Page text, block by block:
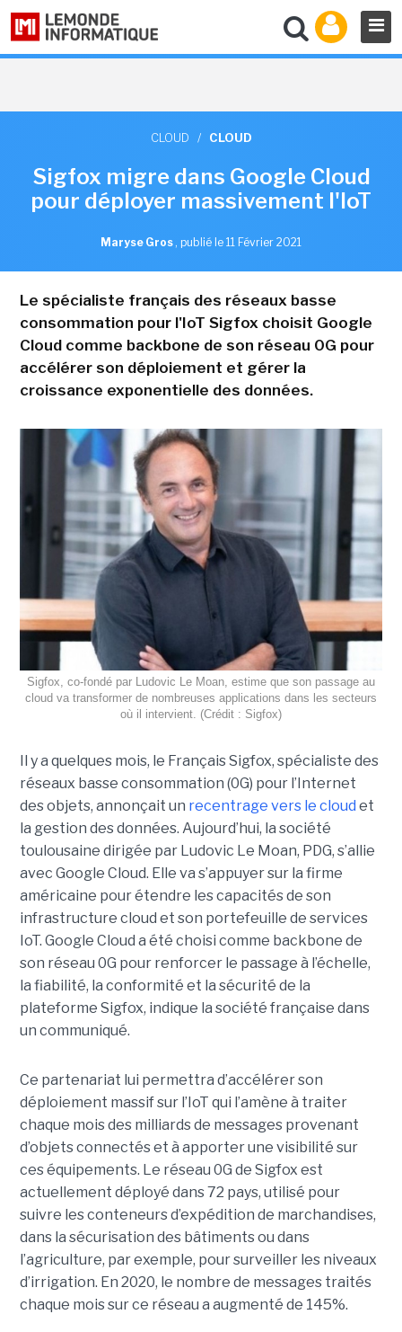
CLOUD / CLOUD
Sigfox migre dans Google Cloud
pour déployer massivement l'IoT
Maryse Gros , publié le 11 Février 2021
Le spécialiste français des réseaux basse
consommation pour l'IoT Sigfox choisit Google
Cloud comme backbone de son réseau 0G pour
accélérer son déploiement et gérer la
croissance exponentielle des données.
Sigfox, co-fondé par Ludovic Le Moan, estime que son passage au
cloud va transformer de nombreuses applications dans les secteurs
où il intervient. (Crédit : Sigfox)
Il y a quelques mois, le Français Sigfox, spécialiste des
réseaux basse consommation (0G) pour l’Internet
des objets, annonçait un recentrage vers le cloud et
la gestion des données. Aujourd’hui, la société
toulousaine dirigée par Ludovic Le Moan, PDG, s’allie
avec Google Cloud. Elle va s’appuyer sur la firme
américaine pour étendre les capacités de son
infrastructure cloud et son portefeuille de services
IoT. Google Cloud a été choisi comme backbone de
son réseau 0G pour renforcer le passage à l’échelle,
la fiabilité, la conformité et la sécurité de la
plateforme Sigfox, indique la société française dans
un communiqué.
Ce partenariat lui permettra d’accélérer son
déploiement massif sur l’IoT qui l’amène à traiter
chaque mois des milliards de messages provenant
d’objets connectés et à apporter une visibilité sur
ces équipements. Le réseau 0G de Sigfox est
actuellement déployé dans 72 pays, utilisé pour
suivre les conteneurs d’expédition de marchandises,
dans la sécurisation des bâtiments ou dans
l’agriculture, par exemple, pour surveiller les niveaux
d’irrigation. En 2020, le nombre de messages traités
chaque mois sur ce réseau a augmenté de 145%.